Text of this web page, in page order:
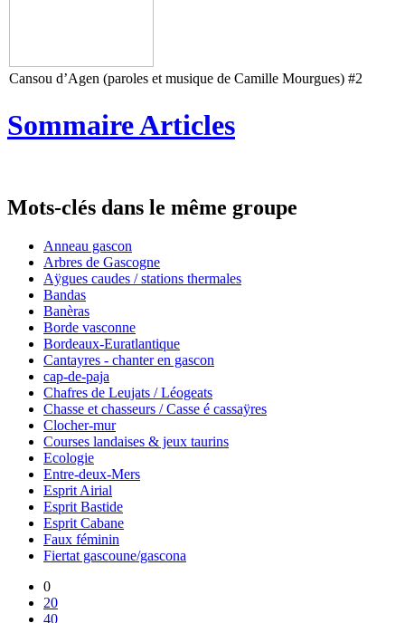
Cansou d’Agen (paroles et musique de Camille Mourgues) #2
Sommaire Articles
Mots-clés dans le même groupe
Anneau gascon
Arbres de Gascogne
Aÿgues caudes / stations thermales
Bandas
Banèras
Borde vasconne
Bordeaux-Euratlantique
Cantayres - chanter en gascon
cap-de-paja
Chafres de Leujats / Léogeats
Chasse et chasseurs / Casse é cassaÿres
Clocher-mur
Courses landaises & jeux taurins
Ecologie
Entre-deux-Mers
Esprit Airial
Esprit Bastide
Esprit Cabane
Faux féminin
Fiertat gascoune/gascona
0
20
40